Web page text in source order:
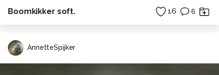
Boomkikker soft. 16 6
AnnetteSpijker